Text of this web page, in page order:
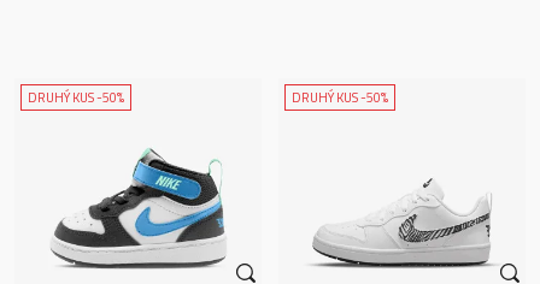
DRUHÝ KUS -50% DRUHÝ KUS -50%